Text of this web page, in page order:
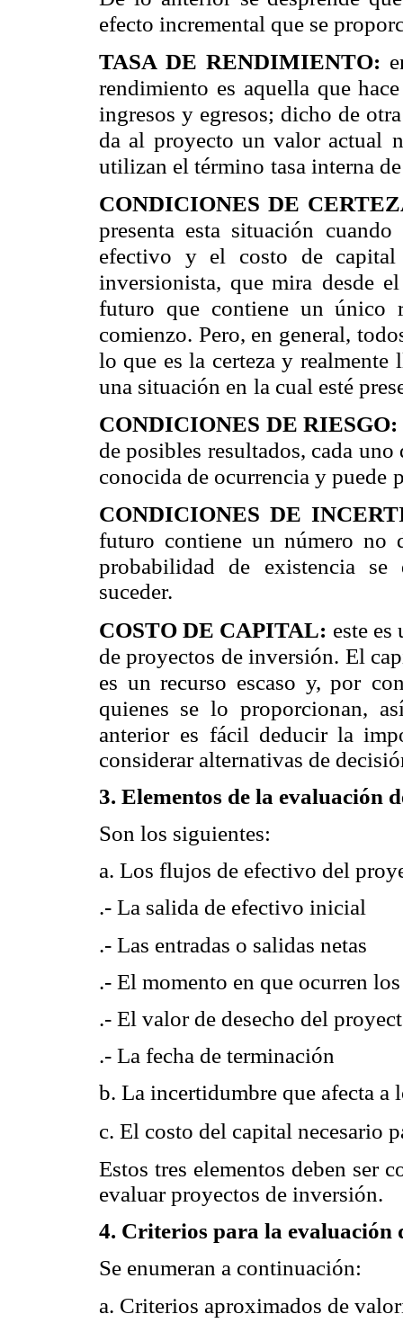
efecto incremental que se
TASA DE RENDIMIENTO:
rendimiento es aquella que
ingresos y egresos; dicho de
da al proyecto un valor actual
utilizan el término tasa interna
CONDICIONES DE
presenta esta situación cuando
efectivo y el costo de capital
inversionista, que mira desde
futuro que contiene un único
comienzo. Pero, en general,
lo que es la certeza y realmente
una situación en la cual esté
CONDICIONES DE RIESGO:
de posibles resultados, cada uno
conocida de ocurrencia y puede
CONDICIONES DE
futuro contiene un número no
probabilidad de existencia se
suceder.
COSTO DE CAPITAL: este
de proyectos de inversión. El
es un recurso escaso y, por
quienes se lo proporcionan,
anterior es fácil deducir la
considerar alternativas de
3. Elementos de la evaluación
Son los siguientes:
a. Los flujos de efectivo del
.- La salida de efectivo inicial
.- Las entradas o salidas netas
.- El momento en que ocurren
.- El valor de desecho del
.- La fecha de terminación
b. La incertidumbre que afecta a
c. El costo del capital necesario
Estos tres elementos deben ser
evaluar proyectos de inversión.
4. Criterios para la evaluación
Se enumeran a continuación:
a. Criterios aproximados de